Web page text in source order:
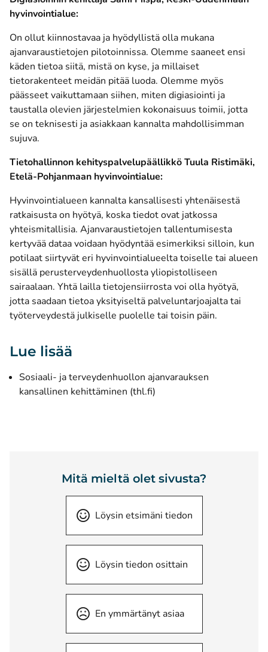
hyvinvointialue:
On ollut kiinnostavaa ja hyödyllistä olla mukana
ajanvaraustietojen pilotoinnissa. Olemme saaneet ensi
käden tietoa siitä, mistä on kyse, ja millaiset
tietorakenteet meidän pitää luoda. Olemme myös
päässeet vaikuttamaan siihen, miten digiasiointi ja
taustalla olevien järjestelmien kokonaisuus toimii, jotta
se on teknisesti ja asiakkaan kannalta mahdollisimman
sujuva.
Tietohallinnon kehityspalvelupäällikkö Tuula Ristimäki,
Etelä-Pohjanmaan hyvinvointialue:
Hyvinvointialueen kannalta kansallisesti yhtenäisestä
ratkaisusta on hyötyä, koska tiedot ovat jatkossa
yhteismitallisia. Ajanvaraustietojen tallentumisesta
kertyvää dataa voidaan hyödyntää esimerkiksi silloin, kun
potilaat siirtyvät eri hyvinvointialueelta toiselle tai alueen
sisällä perusterveydenhuollosta yliopistolliseen
sairaalaan. Yhtä lailla tietojensiirrosta voi olla hyötyä,
jotta saadaan tietoa yksityiseltä palveluntarjoajalta tai
työterveydestä julkiselle puolelle tai toisin päin.
Lue lisää
Sosiaali- ja terveydenhuollon ajanvarauksen
kansallinen kehittäminen (thl.fi)
Mitä mieltä olet sivusta?
Löysin etsimäni tiedon
Löysin tiedon osittain
En ymmärtänyt asiaa